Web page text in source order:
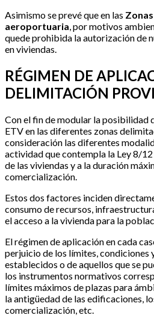
Asimismo se prevé que en las
aeroportuaria , por motivos
quede prohibida la autorización de
en viviendas.
RÉGIMEN DE
DELIMITACIÓN
Con el fin de modular la posibilidad
ETV en las diferentes zonas
consideración las diferentes
actividad que contempla la Ley 8/
de las viviendas y a la duración
comercialización.
Estos dos factores inciden
consumo de recursos,
el acceso a la vivienda para la
El régimen de aplicación en cada
perjuicio de los límites, condiciones
establecidos o de aquellos que se
los instrumentos normativos
límites máximos de plazas para
la antigüedad de las edificaciones,
comercialización, etc.